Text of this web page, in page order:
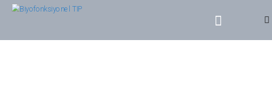
BIYOFONKSIYONEL TIP